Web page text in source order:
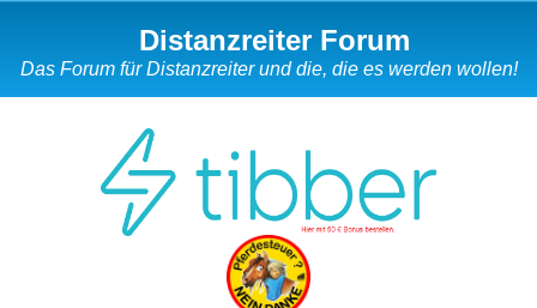
Distanzreiter Forum
Das Forum für Distanzreiter und die, die es werden wollen!